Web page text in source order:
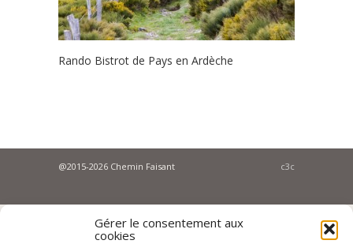
Gérer le consentement aux
cookies
Rando Bistrot de Pays en Ardèche
@2015-2026 Chemin Faisant c3c